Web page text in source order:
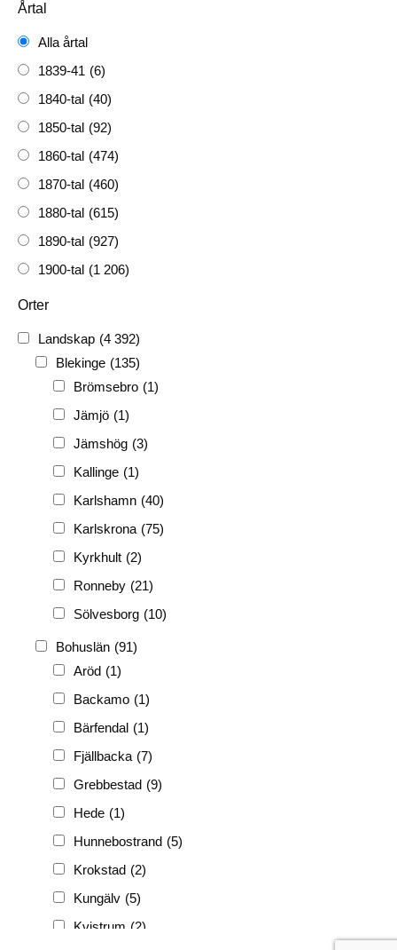
Årtal
Alla årtal
1839-41 (6)
1840-tal (40)
1850-tal (92)
1860-tal (474)
1870-tal (460)
1880-tal (615)
1890-tal (927)
1900-tal (1 206)
FH
(338)
FRG
(3 189)
PF (3 882)
PIONJÄR (129)
Orter
Landskap (4 392)
Blekinge (135)
Brömsebro (1)
Jämjö (1)
Jämshög (3)
Kallinge (1)
Karlshamn (40)
Karlskrona (75)
Kyrkhult (2)
Ronneby (21)
Sölvesborg (10)
Bohuslän (91)
Aröd (1)
Backamo (1)
Bärfendal (1)
Fjällbacka (7)
Grebbestad (9)
Hede (1)
Hunnebostrand (5)
Krokstad (2)
Kungälv (5)
Kvistrum (2)